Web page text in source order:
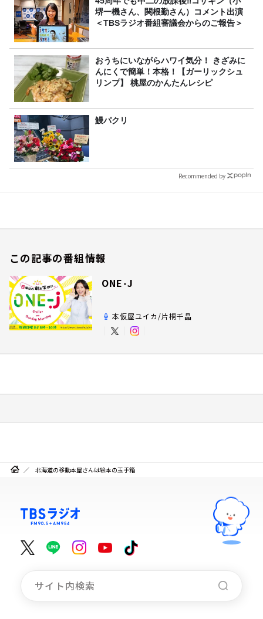
堺一機さん、関根勤さん）コメント出演
＜TBSラジオ番組審議会からのご報告＞
おうちにいながらハワイ気分！ きざみに
んにくで簡単！本格！【ガーリックシュ
リンプ】 桃屋のかんたんレシピ
鰻パクリ
Recommended by
この記事の番組情報
ONE-J
本仮屋ユイカ/片桐千晶
北海道の移動本屋さんは絵本の玉手箱